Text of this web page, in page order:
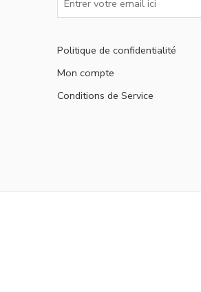
Politique de confidentialité
Mon compte
Conditions de Service